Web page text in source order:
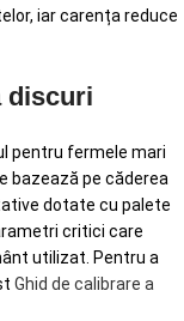
iar carența reduce
discuri
pentru fermele mari
bazează pe căderea
dotate cu palete
critici care
utilizat. Pentru a
Ghid de calibrare a